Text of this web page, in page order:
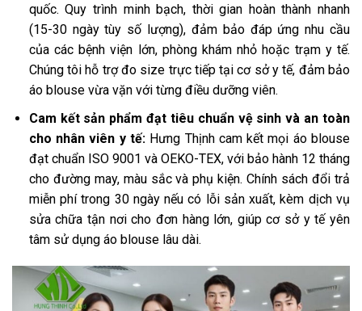
quốc. Quy trình minh bạch, thời gian hoàn thành nhanh
(15-30 ngày tùy số lượng), đảm bảo đáp ứng nhu cầu
của các bệnh viện lớn, phòng khám nhỏ hoặc trạm y tế.
Chúng tôi hỗ trợ đo size trực tiếp tại cơ sở y tế, đảm bảo
áo blouse vừa vặn với từng điều dưỡng viên.
Cam kết sản phẩm đạt tiêu chuẩn vệ sinh và an toàn
cho nhân viên y tế: Hưng Thịnh cam kết mọi áo blouse
đạt chuẩn ISO 9001 và OEKO-TEX, với bảo hành 12 tháng
cho đường may, màu sắc và phụ kiện. Chính sách đổi trả
miễn phí trong 30 ngày nếu có lỗi sản xuất, kèm dịch vụ
sửa chữa tận nơi cho đơn hàng lớn, giúp cơ sở y tế yên
tâm sử dụng áo blouse lâu dài.